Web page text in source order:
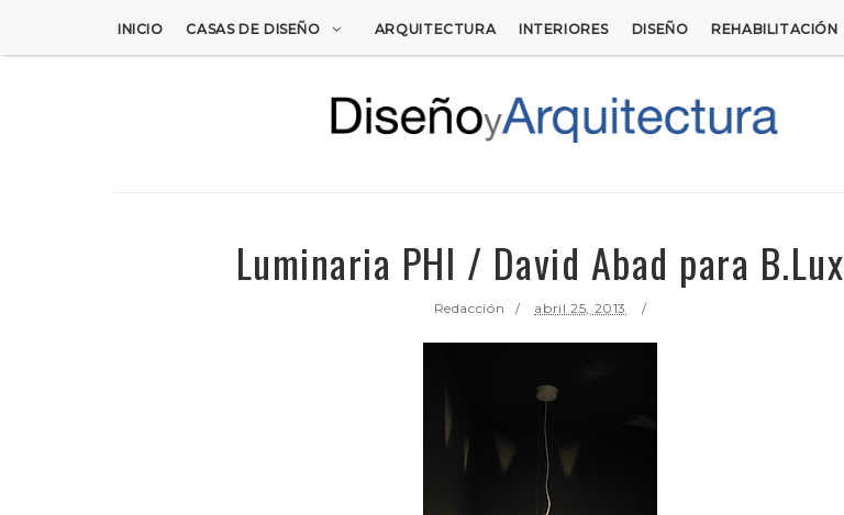
INICIO CASAS DE DISEÑO ARQUITECTURA INTERIORES DISEÑO REHABILITACIÓN
Luminaria PHI / David Abad para B.Lux
Redacción abril 25, 2013